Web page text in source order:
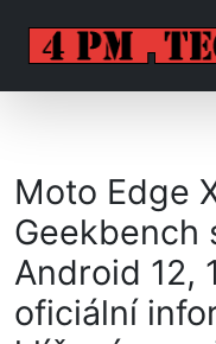
Moto Edge
Geekbench
Android 12,
oficiální